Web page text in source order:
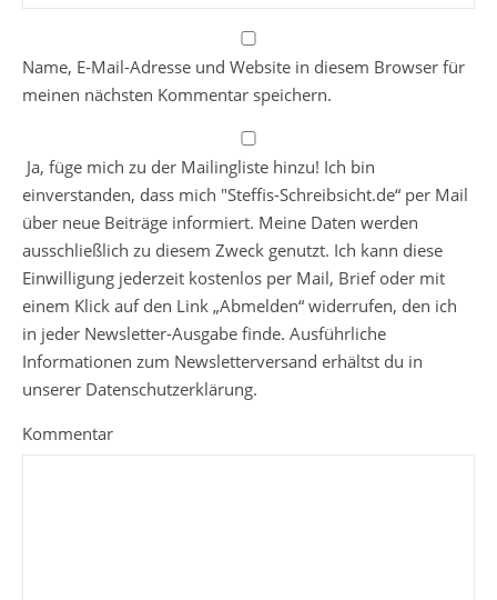
Name, E-Mail-Adresse und Website in diesem Browser für
meinen nächsten Kommentar speichern.
Ja, füge mich zu der Mailingliste hinzu! Ich bin
einverstanden, dass mich "Steffis-Schreibsicht.de“ per Mail
über neue Beiträge informiert. Meine Daten werden
ausschließlich zu diesem Zweck genutzt. Ich kann diese
Einwilligung jederzeit kostenlos per Mail, Brief oder mit
einem Klick auf den Link „Abmelden“ widerrufen, den ich
in jeder Newsletter-Ausgabe finde. Ausführliche
Informationen zum Newsletterversand erhältst du in
unserer Datenschutzerklärung.
Kommentar